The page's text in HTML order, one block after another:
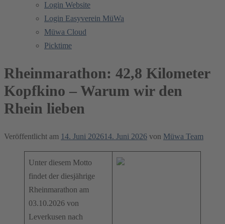
Login Website
Login Easyverein MüWa
Müwa Cloud
Picktime
Rheinmarathon: 42,8 Kilometer
Kopfkino – Warum wir den
Rhein lieben
Veröffentlicht am 14. Juni 202614. Juni 2026 von Müwa Team
Unter diesem Motto
findet der diesjährige
Rheinmarathon am
03.10.2026 von
Leverkusen nach